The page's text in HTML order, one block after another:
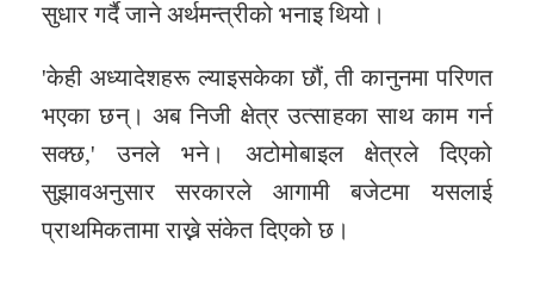
सुधार गर्दै जाने अर्थमन्त्रीको भनाइ थियो।
'केही अध्यादेशहरू ल्याइसकेका छौं, ती कानुनमा परिणत
भएका छन्। अब निजी क्षेत्र उत्साहका साथ काम गर्न
सक्छ,' उनले भने। अटोमोबाइल क्षेत्रले दिएको
सुझावअनुसार सरकारले आगामी बजेटमा यसलाई
प्राथमिकतामा राख्ने संकेत दिएको छ।